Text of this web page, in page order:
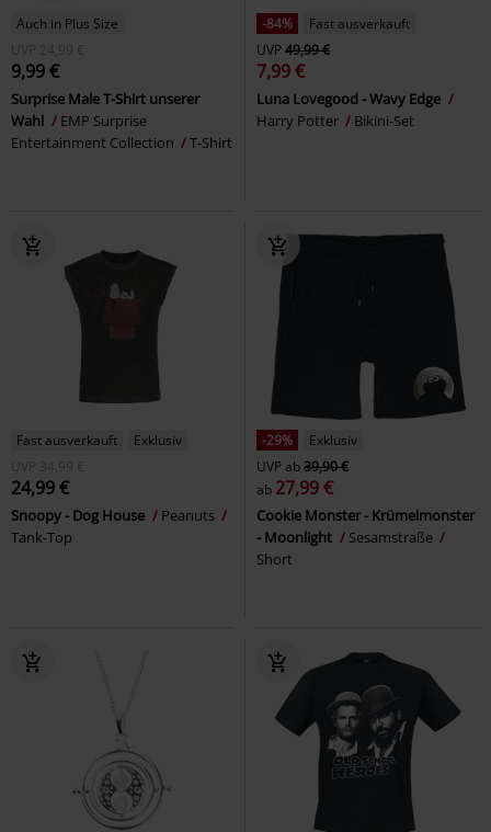
Auch in Plus Size
UVP
24,99 €
9,99 €
Surprise Male T-Shirt unserer
Wahl
EMP Surprise
Entertainment Collection
T-Shirt
-84%
Fast ausverkauft
UVP49,99 €
7,99 €
Luna Lovegood - Wavy Edge
Harry Potter
Bikini-Set
Fast ausverkauft
Exklusiv
UVP
34,99 €
24,99 €
Snoopy - Dog House
Peanuts
Tank-Top
-29%
Exklusiv
UVPab39,90 €
ab 27,99 €
Cookie Monster - Krümelmonster
- Moonlight
Sesamstraße
Short